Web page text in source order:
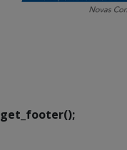
get_footer();